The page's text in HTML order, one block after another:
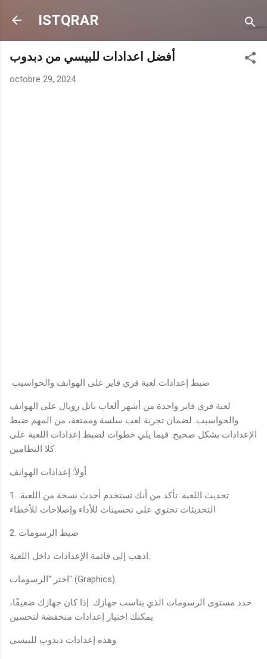
Accéder au contenu principal
ISTQRAR
أفضل اعدادات للبيسي من دبدوب
octobre 29, 2024
ضبط إعدادات لعبة فري فاير على الهواتف والحواسيب
لعبة فري فاير واحدة من أشهر ألعاب باتل رويال على الهواتف
والحواسيب. لضمان تجربة لعب سلسة وممتعة، من المهم ضبط
الإعدادات بشكل صحيح. فيما يلي خطوات لضبط إعدادات اللعبة على
أولاً: إعدادات الهواتف
1. تحديث اللعبة: تأكد من أنك تستخدم أحدث نسخة من اللعبة.
التحديثات تحتوي على تحسينات للأداء وإصلاحات للأخطاء
2. ضبط الرسومات
اختر "الرسومات" (Graphics).
حدد مستوى الرسومات الذي يناسب جهازك. إذا كان جهازك ضعيفًا،
وهذه إعدادات دبدوب للبيسي